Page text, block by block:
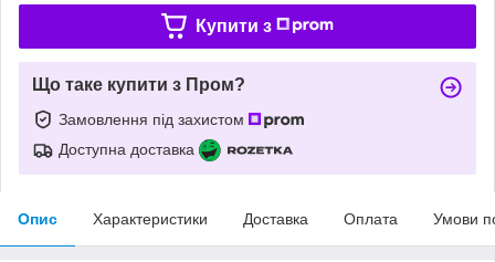
Купити з
Що таке купити з Пром?
Замовлення під захистом
Доступна доставка
Опис Характеристики Доставка Оплата Умови